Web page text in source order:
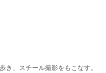
き、スチール撮影をもこなす。